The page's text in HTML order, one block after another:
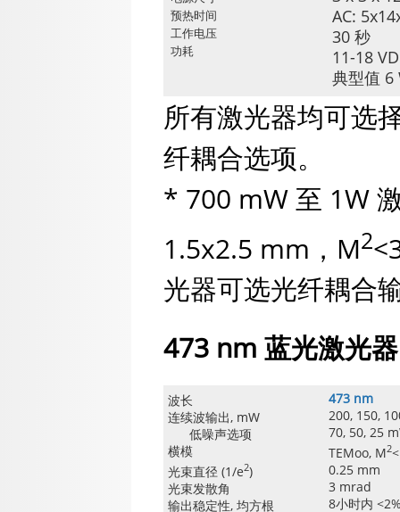
预热时间
工作电压
功耗
AC:
30 秒
11-18
典型值 6
所有激光器均可选
纤耦合选项。
* 700 mW 至 1W
1.5x2.5 mm，M2
光器可选光纤耦合
473 nm 蓝光激光
波长
连续波输出, mW
低噪声选项
横模
光束直径 (1/e2)
光束发散角
输出稳定性, 均方根
473 nm
200, 150,
70, 50, 25
TEMoo, M2
0.25 mm
3 mrad
8小时内